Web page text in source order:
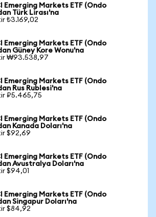
Emerging Markets ETF (Ondo
Türk Lirası'na
₺3.169,02
Emerging Markets ETF (Ondo
Güney Kore Wonu'na
₩93.538,97
Emerging Markets ETF (Ondo
Rus Rublesi'na
₽5.465,75
Emerging Markets ETF (Ondo
Kanada Doları'na
$92,69
Emerging Markets ETF (Ondo
Avustralya Doları'na
$94,01
Emerging Markets ETF (Ondo
Singapur Doları'na
$84,92